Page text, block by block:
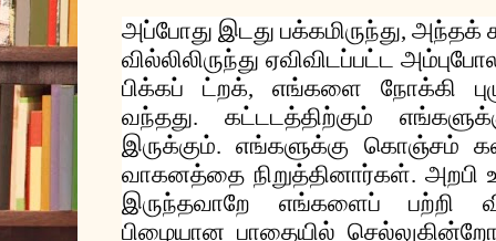
அப்போது இடது பக்கமிருந்து, அந்தக்
வில்லிலிருந்து ஏவிவிடப்பட்ட
பிக்கப்
ட்றக், எங்களை நோக்கி
வந்தது. கட்டடத்திற்கும்
இருக்கும்.எங்களுக்கு கொஞ்சம்
வாகனத்தை நிறுத்தினார்கள். அறபி
இருந்தவாறே
எங்களைப் பற்றி
பிழையான பாதையில்